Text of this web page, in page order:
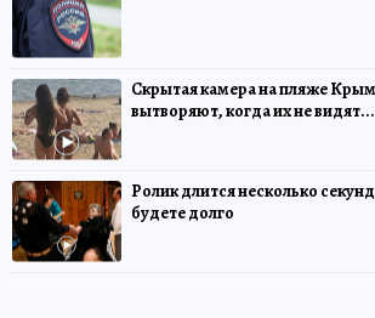
Скрытая камера на пляже
вытворяют, когда их не видят...
Ролик длится несколько
будете долго